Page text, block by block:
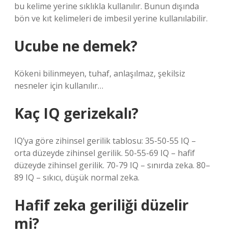
bu kelime yerine sıklıkla kullanılır. Bunun dışında
bön ve kıt kelimeleri de imbesil yerine kullanılabilir.
Ucube ne demek?
Kökeni bilinmeyen, tuhaf, anlaşılmaz, şekilsiz
nesneler için kullanılır…
Kaç IQ gerizekalı?
IQ’ya göre zihinsel gerilik tablosu: 35-50-55 IQ –
orta düzeyde zihinsel gerilik. 50-55-69 IQ – hafif
düzeyde zihinsel gerilik. 70-79 IQ – sınırda zeka. 80–
89 IQ – sıkıcı, düşük normal zeka.
Hafif zeka geriliği düzelir
mi?